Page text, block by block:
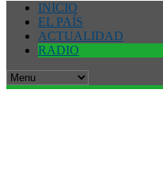
INICIO
EL PAÍS
ACTUALIDAD
RADIO